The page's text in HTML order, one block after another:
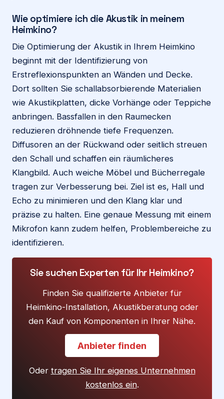
Wie optimiere ich die Akustik in meinem
Heimkino?
Die Optimierung der Akustik in Ihrem Heimkino
beginnt mit der Identifizierung von
Erstreflexionspunkten an Wänden und Decke.
Dort sollten Sie schallabsorbierende Materialien
wie Akustikplatten, dicke Vorhänge oder Teppiche
anbringen. Bassfallen in den Raumecken
reduzieren dröhnende tiefe Frequenzen.
Diffusoren an der Rückwand oder seitlich streuen
den Schall und schaffen ein räumlicheres
Klangbild. Auch weiche Möbel und Bücherregale
tragen zur Verbesserung bei. Ziel ist es, Hall und
Echo zu minimieren und den Klang klar und
präzise zu halten. Eine genaue Messung mit einem
Mikrofon kann zudem helfen, Problembereiche zu
identifizieren.
Sie suchen Experten für Ihr Heimkino?
Finden Sie qualifizierte Anbieter für
Heimkino-Installation, Akustikberatung oder
den Kauf von Komponenten in Ihrer Nähe.
Anbieter finden
Oder tragen Sie Ihr eigenes Unternehmen
kostenlos ein.